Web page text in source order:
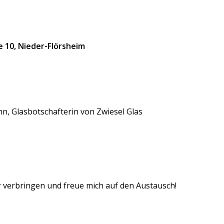
10, Nieder-Flörsheim
Glasbotschafterin von Zwiesel Glas
und freue mich auf den Austausch!